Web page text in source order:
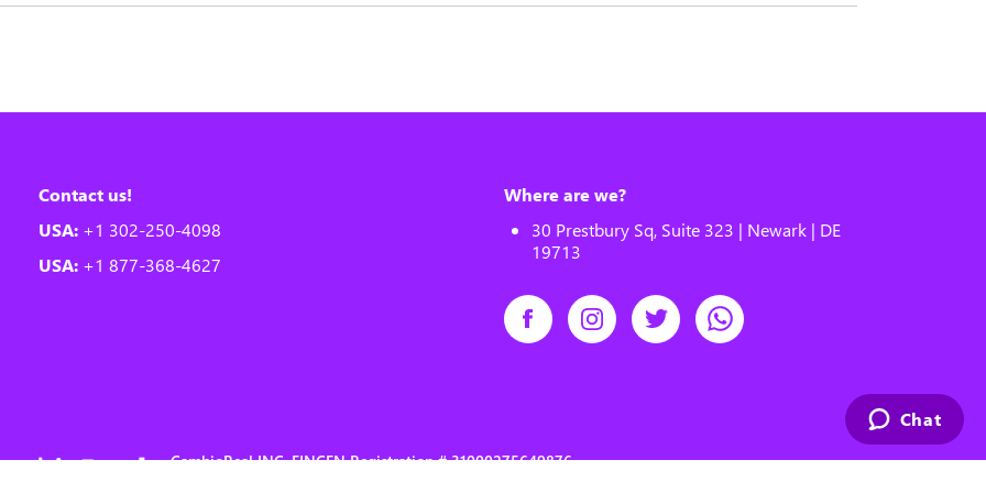
Contact us!
USA: +1 302-250-4098
USA: +1 877-368-4627
Where are we?
30 Prestbury Sq, Suite 323 | Newark | DE
19713
CambioReal INC, FINCEN Registration # 31000275649876
Chat